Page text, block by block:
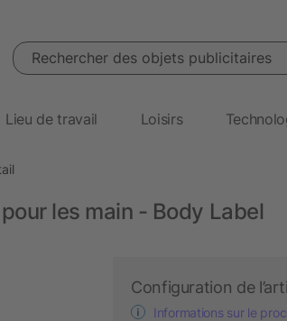
Rechercher des objets publicitaires
Lieu de travail Loisirs
les main - Body Label
Configuration de
Informations sur le